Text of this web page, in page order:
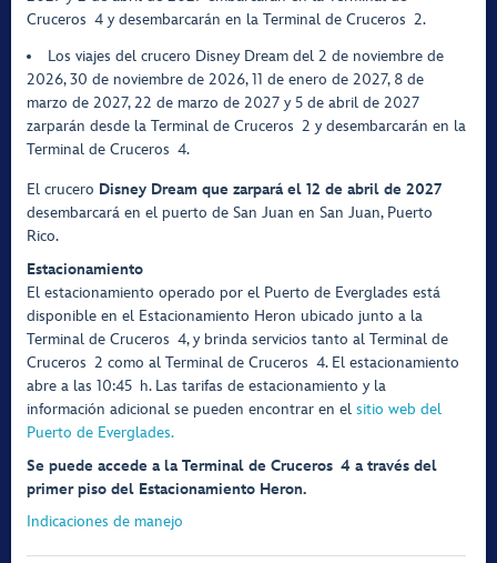
Cruceros 4 y desembarcarán en la Terminal de Cruceros 2.
Los viajes del crucero Disney Dream del 2 de noviembre de
2026, 30 de noviembre de 2026, 11 de enero de 2027, 8 de
marzo de 2027, 22 de marzo de 2027 y 5 de abril de 2027
zarparán desde la Terminal de Cruceros 2 y desembarcarán en la
Terminal de Cruceros 4.
El crucero Disney Dream que zarpará el 12 de abril de 2027
desembarcará en el puerto de San Juan en San Juan, Puerto
Rico.
Estacionamiento
El estacionamiento operado por el Puerto de Everglades está
disponible en el Estacionamiento Heron ubicado junto a la
Terminal de Cruceros 4, y brinda servicios tanto al Terminal de
Cruceros 2 como al Terminal de Cruceros 4. El estacionamiento
abre a las 10:45 h. Las tarifas de estacionamiento y la
información adicional se pueden encontrar en el sitio web del
Puerto de Everglades.
Se puede accede a la Terminal de Cruceros 4 a través del
primer piso del Estacionamiento Heron.
Indicaciones de manejo